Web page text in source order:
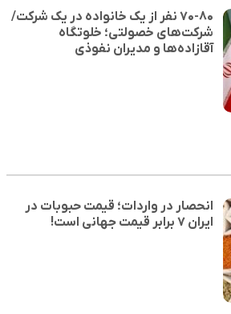
۷۰-۸۰ نفر از یک خانواده در یک شرکت/
شرکت‌های خصولتی؛ خلوتگاه
آقازاده‌ها و مدیران نفوذی
انحصار در واردات؛ قیمت حبوبات در
ایران ۷ برابر قیمت جهانی است!